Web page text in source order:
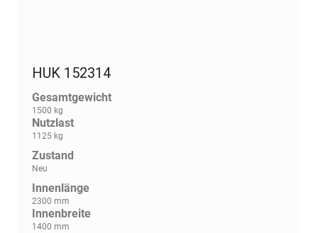
HUK 152314
Gesamtgewicht
1500 kg
Nutzlast
1125 kg
Zustand
Neu
Innenlänge
2300 mm
Innenbreite
1400 mm